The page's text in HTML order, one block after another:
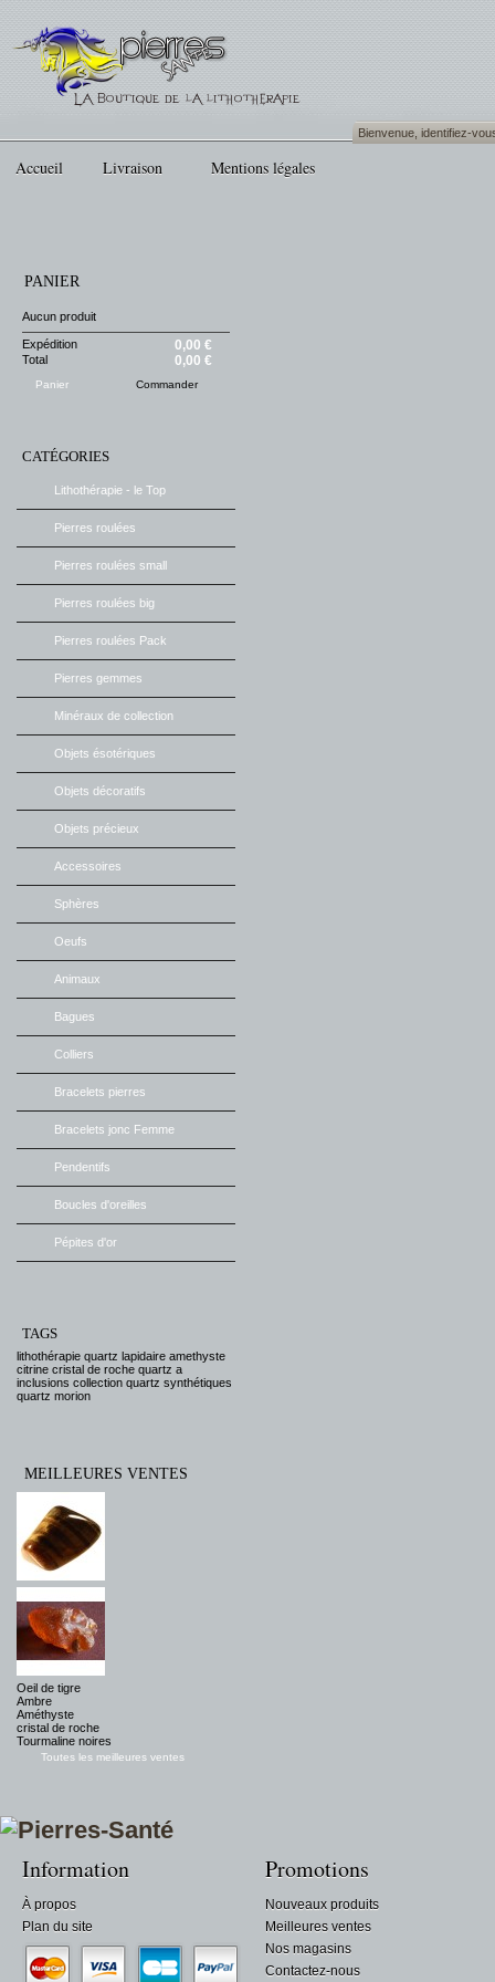
Bienvenue,identifiez-
Accueil Livraison Mentions légales
PANIER
Aucun produit
Expédition 0,00 €
Total 0,00 €
Panier Commander
CATÉGORIES
Lithothérapie - le Top
Pierres roulées
Pierres roulées small
Pierres roulées big
Pierres roulées Pack
Pierres gemmes
Minéraux de collection
Objets ésotériques
Objets décoratifs
Objets précieux
Accessoires
Sphères
Oeufs
Animaux
Bagues
Colliers
Bracelets pierres
Bracelets jonc Femme
Pendentifs
Boucles d'oreilles
Pépites d'or
TAGS
lithothérapie quartz lapidaire amethyste
citrine cristal de roche quartz a
inclusions collection quartz synthétiques
quartz morion
MEILLEURES VENTES
Oeil de tigre
Ambre
Améthyste
cristal de roche
Tourmaline noires
Toutes les meilleures ventes
Information
À propos
Plan du site
Promotions
Nouveaux produits
Meilleures ventes
Nos magasins
Contactez-nous